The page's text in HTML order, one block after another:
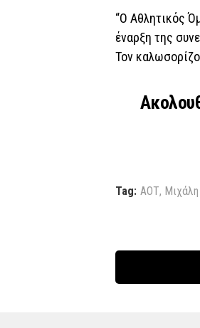
“Ο Αθλητικός
έναρξη της
Τον
Tag: ΑΟΤ,